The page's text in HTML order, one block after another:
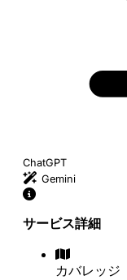
ChatGPT
Gemini
サービス詳細
カバレッジ